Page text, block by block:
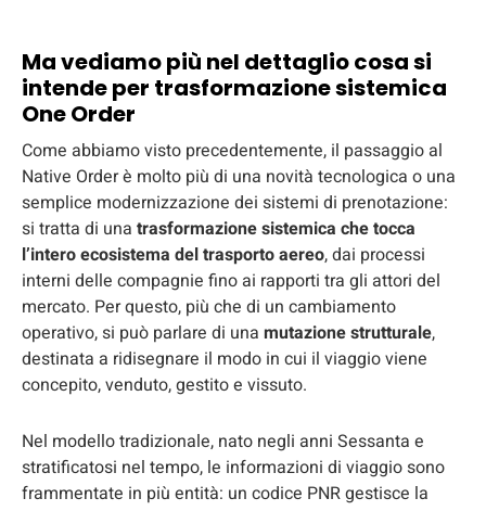
Ma vediamo più nel dettaglio cosa si
intende per trasformazione sistemica
One Order
Come abbiamo visto precedentemente, il passaggio al
Native Order è molto più di una novità tecnologica o una
semplice modernizzazione dei sistemi di prenotazione:
si tratta di una trasformazione sistemica che tocca
l’intero ecosistema del trasporto aereo, dai processi
interni delle compagnie fino ai rapporti tra gli attori del
mercato. Per questo, più che di un cambiamento
operativo, si può parlare di una mutazione strutturale,
destinata a ridisegnare il modo in cui il viaggio viene
concepito, venduto, gestito e vissuto.
Nel modello tradizionale, nato negli anni Sessanta e
stratificatosi nel tempo, le informazioni di viaggio sono
frammentate in più entità: un codice PNR gestisce la